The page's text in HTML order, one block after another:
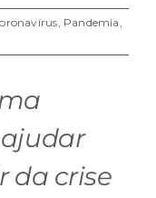
, Pandemia,
da crise